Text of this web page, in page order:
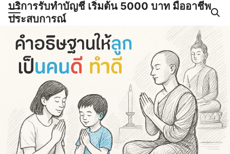
Skipบริการรับทำบัญชี เริ่มต้น 5000 บาท มืออาชีพ
ประสบการณ์
ญชีและภาษีครบวงจร |
for: